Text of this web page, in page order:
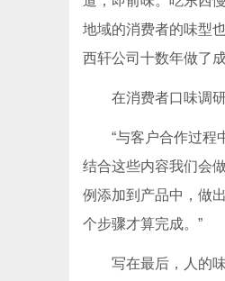
地域的消费者的味型
西轩公司十数年做了
在消费者口味调
“与客户合作过程
结合这些内容我们会
例添加到产品中，做
个步骤才算完成。”
写在最后，人的